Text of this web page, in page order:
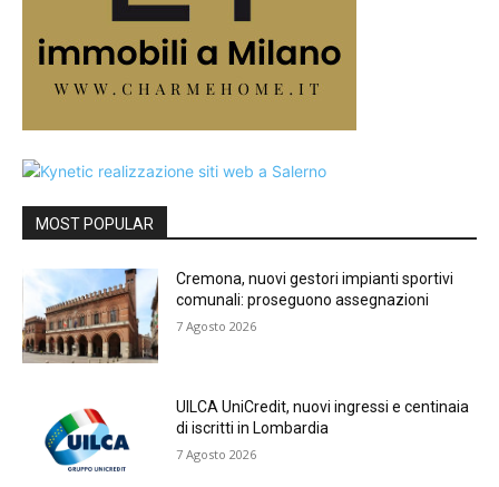
MOST POPULAR
Cremona, nuovi gestori impianti sportivi
comunali: proseguono assegnazioni
7 Agosto 2026
UILCA UniCredit, nuovi ingressi e centinaia
di iscritti in Lombardia
7 Agosto 2026